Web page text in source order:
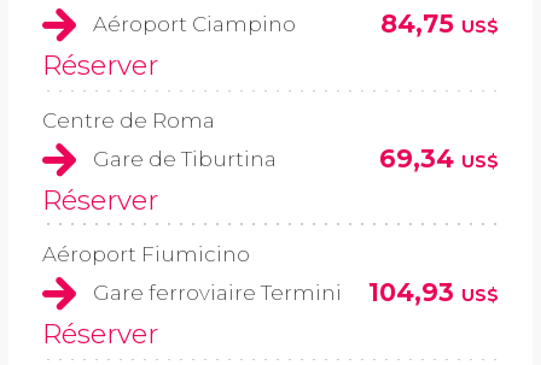
Aéroport Ciampino
84,75 US$
Réserver
Centre de Roma
Gare de Tiburtina
69,34 US$
Réserver
Aéroport Fiumicino
Gare ferroviaire Termini
104,93 US$
Réserver